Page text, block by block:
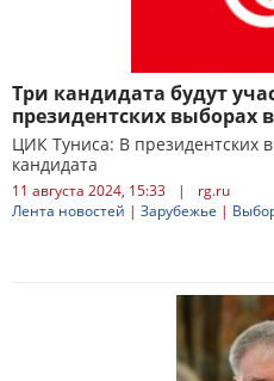
Три кандидата будут
президентских выборах
ЦИК Туниса: В президентских
кандидата
11 августа 2024, 15:33 |
rg.ru
Лента новостей | Зарубежье |